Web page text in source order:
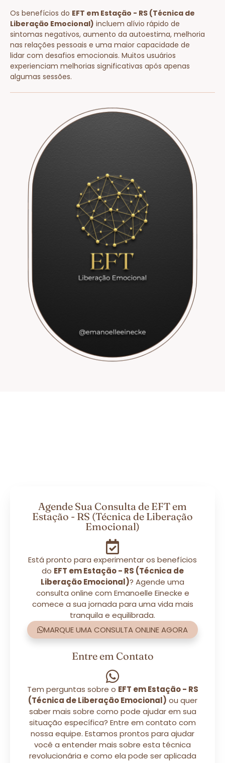
Os benefícios do EFT em Estação - RS (Técnica de
Liberação Emocional) incluem alívio rápido de
sintomas negativos, aumento da autoestima, melhoria
nas relações pessoais e uma maior capacidade de
lidar com desafios emocionais. Muitos usuários
experienciam melhorias significativas após apenas
algumas sessões.
Agende Sua Consulta de EFT em
Estação - RS (Técnica de Liberação
Emocional)
Está pronto para experimentar os benefícios
do EFT em Estação - RS (Técnica de
Liberação Emocional)? Agende uma
consulta online com Emanoelle Einecke e
comece a sua jornada para uma vida mais
tranquila e equilibrada.
MARQUE UMA CONSULTA ONLINE AGORA
Entre em Contato
Tem perguntas sobre o EFT em Estação - RS
(Técnica de Liberação Emocional) ou quer
saber mais sobre como pode ajudar em sua
situação específica? Entre em contato com
nossa equipe. Estamos prontos para ajudar
você a entender mais sobre esta técnica
revolucionária e como ela pode ser aplicada